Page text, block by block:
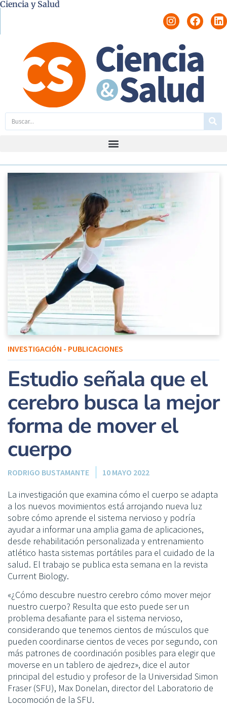
Ciencia y Salud
INVESTIGACIÓN - PUBLICACIONES
Estudio señala que el
cerebro busca la mejor
forma de mover el
cuerpo
RODRIGO BUSTAMANTE 10 MAYO 2022
La investigación que examina cómo el cuerpo se adapta
a los nuevos movimientos está arrojando nueva luz
sobre cómo aprende el sistema nervioso y podría
ayudar a informar una amplia gama de aplicaciones,
desde rehabilitación personalizada y entrenamiento
atlético hasta sistemas portátiles para el cuidado de la
salud. El trabajo se publica esta semana en la revista
Current Biology.
«¿Cómo descubre nuestro cerebro cómo mover mejor
nuestro cuerpo? Resulta que esto puede ser un
problema desafiante para el sistema nervioso,
considerando que tenemos cientos de músculos que
pueden coordinarse cientos de veces por segundo, con
más patrones de coordinación posibles para elegir que
moverse en un tablero de ajedrez», dice el autor
principal del estudio y profesor de la Universidad Simon
Fraser (SFU), Max Donelan, director del Laboratorio de
Locomoción de la SFU.